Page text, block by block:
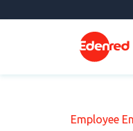
Employee